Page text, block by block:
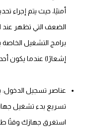
أمنيًا، حيث يتم إجراء
الضعف التي تظهر عند
برامج التشغيل
إشعارًا) عندما يكون
عناصر تسجيل
تسريع بدء تشغيل
استغرق جهازك وقتًا